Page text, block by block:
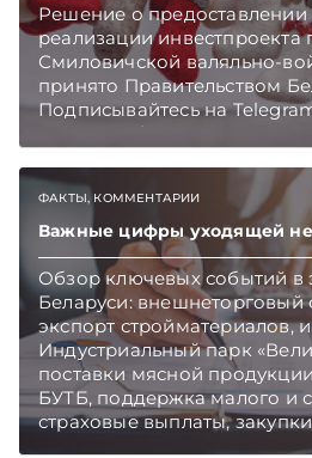
Решение о
реализации
Смиловичской валяльно-
принято Правительством
Подписывайтесь на
Главное об экономике
ФАКТЫ, КОММЕНТАРИИ
Важные цифры уходящей
Обзор ключевых событий в
Беларуси: внешнеторговый
экспорт стройматериалов,
Индустриальный парк
поставки мясной
БУТБ, поддержка малого и
страховые выплаты,
рост продаж новых